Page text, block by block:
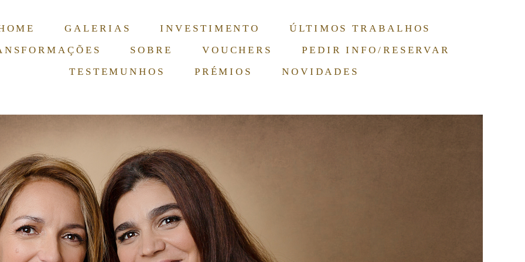
GALERIAS INVESTIMENTO
ÚLTIMOS TRABALHOS
SOBRE VOUCHERS
PEDIR INFO/RESERVAR
TESTEMUNHOS
PRÉMIOS NOVIDADES